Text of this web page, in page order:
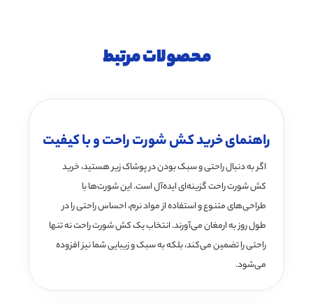
محصولات مرتبط
راهنمای خرید کش شورت راحت و با کیفیت
اگر به دنبال راحتی و سبک بودن در پوشاک زیر هستید، خرید
کش شورت راحت گزینه‌ای ایده‌آل است. این شورت‌ها با
طراحی‌های متنوع و استفاده از مواد نرم، احساس راحتی را در
طول روز به ارمغان می‌آورند. انتخاب یک کش شورت راحت نه تنها
راحتی را تضمین می‌کند، بلکه به سبک و زیبایی شما نیز افزوده
می‌شود.